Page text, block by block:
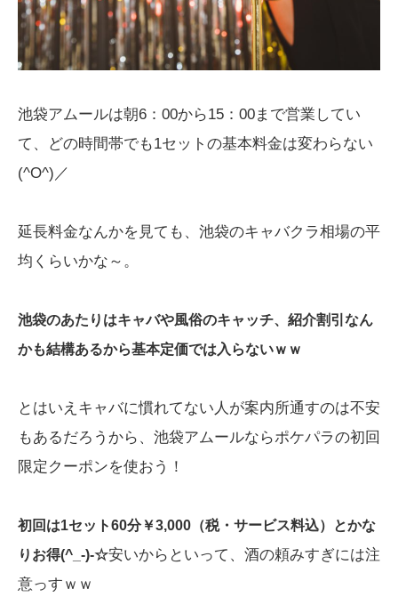
池袋アムールは朝6：00から15：00まで営業してい
て、どの時間帯でも1セットの基本料金は変わらない
(^O^)／
延長料金なんかを見ても、池袋のキャバクラ相場の平
均くらいかな～。
池袋のあたりはキャバや風俗のキャッチ、紹介割引なん
かも結構あるから基本定価では入らないｗｗ
とはいえキャバに慣れてない人が案内所通すのは不安
もあるだろうから、池袋アムールならポケパラの初回
限定クーポンを使おう！
初回は1セット60分￥3,000（税・サービス料込）とかな
りお得(^_-)-☆安いからといって、酒の頼みすぎには注
意っすｗｗ